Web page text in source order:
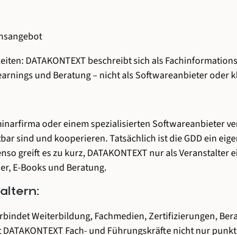
DATAKONTEXT beschreibt sich als
und Beratung – nicht als Softwareanbieter oder
oder einem spezialisierten Softwareanbieter
sind und kooperieren. Tatsächlich ist die GDD ein
greift es zu kurz, DATAKONTEXT nur als
E-Books und Beratung.
Weiterbildung, Fachmedien, Zertifizierungen,
Fach- und Führungskräfte nicht nur